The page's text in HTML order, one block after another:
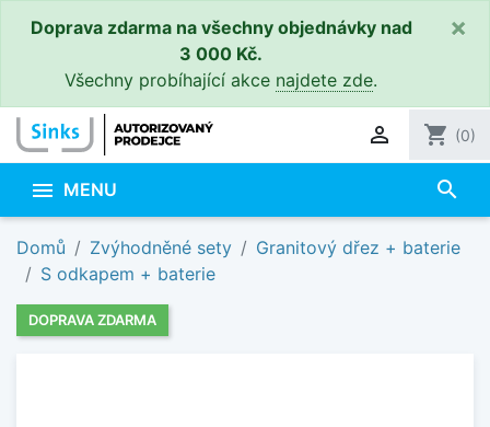
Doprava zdarma na všechny objednávky nad
3 000 Kč.
Všechny probíhající akce najdete zde.
×
 shopping_cart (0)
 MENU search
Domů Zvýhodněné sety
Granitový dřez + baterie
S odkapem + baterie
DOPRAVA ZDARMA